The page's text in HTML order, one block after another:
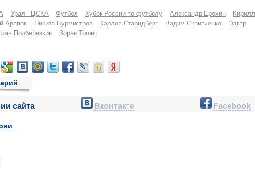
Урал - ЦСКА Футбол Кубок России по футболу Александр Ерохин
Кирилл
Арапов Никита Бурмистров Карлос Старндберг Вадим Скрипченко
Эдгар
Подберезкин Зоран Тошич
сайта Вконтакте Facebook